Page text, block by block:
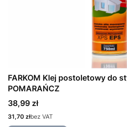
FARKOM Klej postoletowy do
POMARAŃCZ
Cena
38,99 zł
Cena
31,70 złbez VAT